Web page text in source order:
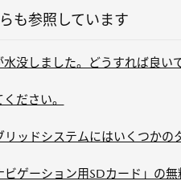
も参照しています
没しました。どうすれば良い
ださい。
ッドシステムにはいくつかの
ビゲーション用SDカード」の